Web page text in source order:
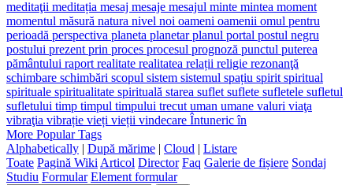
meditaţii meditația mesaj mesaje mesajul minte mintea moment
momentul măsură natura nivel noi oameni oamenii omul pentru
perioadă perspectiva planeta planetarplanul portal postul negru
postului prezentprin proces procesul prognoză punctul puterea
pământului raportrealitate realitatea relații religie rezonanţă
schimbare schimbări scopul sistem sistemul spațiu spiritspiritual
spirituale spiritualitate spirituală starea sufletsuflete sufletele sufletul
sufletului timp timpul timpului trecutuman umane valuri viaţa
vibraţia vibrație vieți vieții vindecare Întunericîn
More Popular Tags
Alphabetically | După mărime | Cloud | Listare
Toate Pagină WikiArticol Director Faq Galerie de fișiere Sondaj
Studiu Formular Element formular